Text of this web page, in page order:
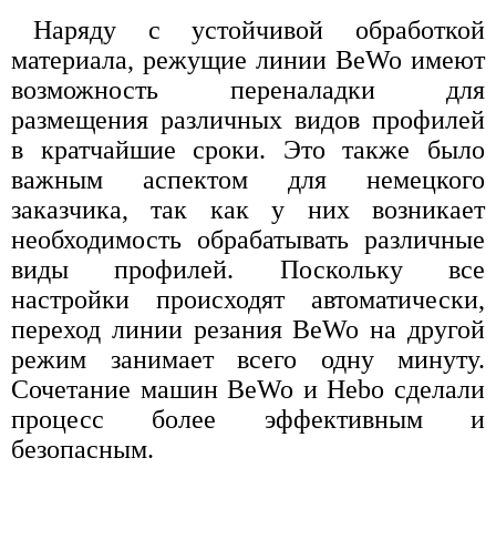
Наряду с устойчивой обработкой
материала, режущие линии BeWo имеют
возможность переналадки для
размещения различных видов профилей
в кратчайшие сроки. Это также было
важным аспектом для немецкого
заказчика, так как у них возникает
необходимость обрабатывать различные
виды профилей. Поскольку все
настройки происходят автоматически,
переход линии резания BeWo на другой
режим занимает всего одну минуту.
Сочетание машин BeWo и Hebo сделали
процесс более эффективным и
безопасным.